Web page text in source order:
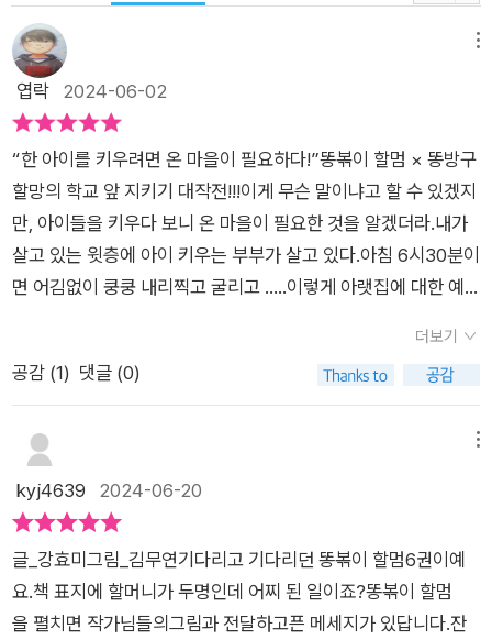
엽락 2024-06-02
“한 아이를 키우려면 온 마을이 필요하다!”똥볶이 할멈 × 똥방구
할망의 학교 앞 지키기 대작전!!!이게 무슨 말이냐고 할 수 있겠지
만, 아이들을 키우다 보니 온 마을이 필요한 것을 알겠더라.내가
살고 있는 윗층에 아이 키우는 부부가 살고 있다.아침 6시30분이
면 어김없이 쿵쿵 내리찍고 굴리고 .....이렇게 아랫집에 대한 예
에 발끈하자니 대한민국 저출산이라는 생각에 참아가면 하루 하
루를 보내고 있다.햇살 초등학교 앞 방과 후 할멈 떡볶이 바로 옆
쳐 우르르 문방구로 향합니다. 손님이 없어 파리만 쫓는 신세가
된 똥볶이 할멈은 조수 치즈와 함께 몰래 문방구를 염탐하다 아이
들의 표정과 행동에서 수상한 점을 발견하는데요, 문제의 발단은
서 헤어나지 못하고 좀비처럼 변해 가자, 라이벌인 똥볶이 할멈과
똥방구 할망은 아이들을 위해 손을 맞잡기로 한다. 두 사람은 과
더보기
공감 (1) 댓글 (0)
kyj4639 2024-06-20
글_강효미그림_김무연기다리고 기다리던 똥볶이 할멈6권이예
요.책 표지에 할머니가 두명인데 어찌 된 일이죠?똥볶이 할멈
을 펼치면 작가님들의그림과 전달하고픈 메세지가 있답니다.잔